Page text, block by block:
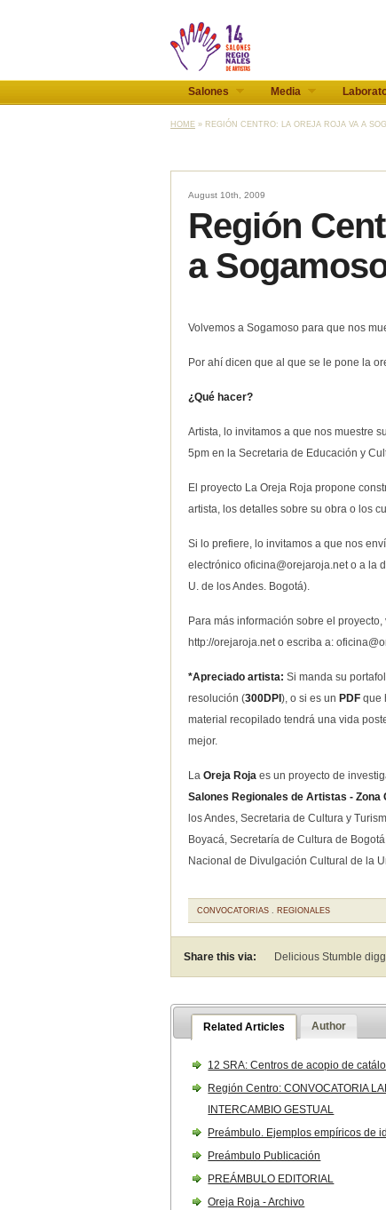
Salones Media
HOME » REGIÓN CENTRO: LA OREJA ROJA VA A
August 10th, 2009
Región
a
Volvemos a Sogamoso para que nos
Por ahí dicen que al que se le pone la
¿Qué hacer?
Artista, lo invitamos a que nos muestre
5pm en la Secretaria de Educación y
El proyecto La Oreja Roja propone
artista, los detalles sobre su obra o los
Si lo prefiere, lo invitamos a que nos
electrónico oficina@orejaroja.neto a la
U. de los Andes. Bogotá).
Para más información sobre el proyecto,
http://orejaroja.net o escriba a:
*Apreciado artista: Si manda su
resolución (300DPI ), o si es un PDF que
material recopilado tendrá una vida
mejor.
La Oreja Roja es un proyecto de
Salones Regionales de Artistas - Zona
los Andes, Secretaria de Cultura y
Boyacá, Secretaría de Cultura de
Nacional de Divulgación Cultural de la
CONVOCATORIAS . REGIONALES
Share this via: Delicious Stumble
Related Articles Author
12 SRA: Centros de acopio de
Región Centro: CONVOCATORIA
INTERCAMBIO GESTUAL
Preámbulo. Ejemplos empíricos de
Preámbulo Publicación
PREÁMBULO EDITORIAL
Oreja Roja - Archivo